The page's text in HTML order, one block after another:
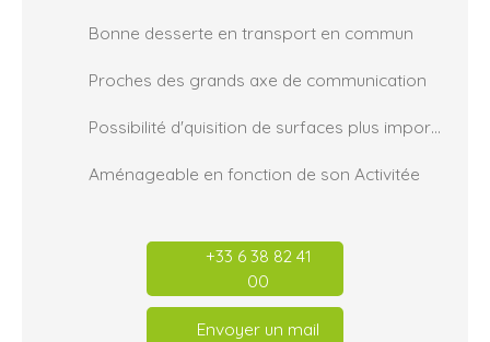
Bonne desserte en transport en commun
Proches des grands axe de communication
Possibilité d'quisition de surfaces plus importantes
Aménageable en fonction de son Activitée
+33 6 38 82 41
00
Envoyer un mail